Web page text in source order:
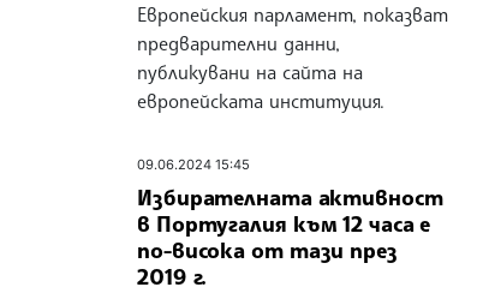
Европейския парламент, показват
предварителни данни,
публикувани на сайта на
европейската институция.
09.06.2024 15:45
Избирателната активност
в Португалия към 12 часа е
по-висока от тази през
2019 г.